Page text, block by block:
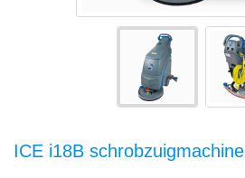
ICE i18B schrobzuigmachine